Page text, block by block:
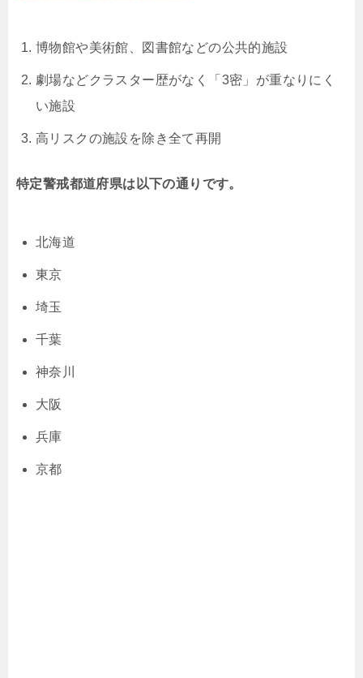
博物館や美術館、図書館などの公共的施設
劇場などクラスター歴がなく「3密」が重なりにく
い施設
高リスクの施設を除き全て再開
特定警戒都道府県は以下の通りです。
北海道
東京
埼玉
千葉
神奈川
大阪
兵庫
京都